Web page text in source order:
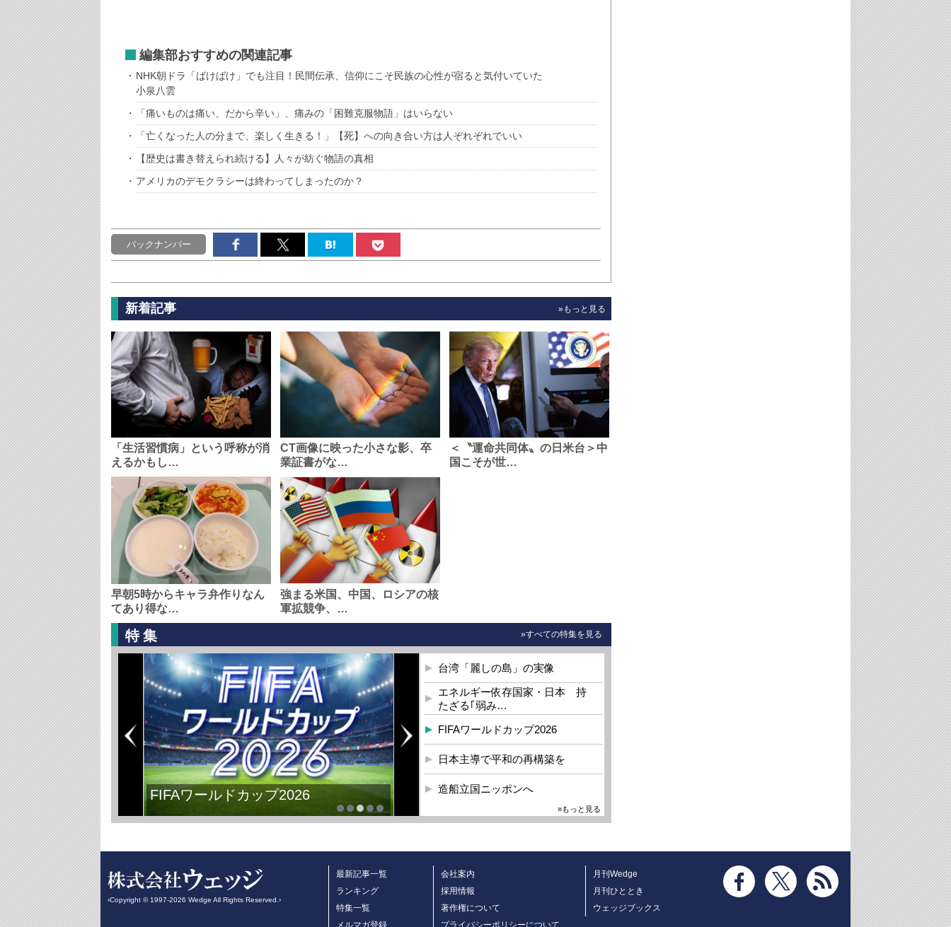
編集部おすすめの関連記事
NHK朝ドラ「ばけばけ」でも注目！民間伝承、信仰にこそ民族の心性が宿ると気付いていた
小泉八雲
「痛いものは痛い、だから辛い」、痛みの「困難克服物語」はいらない
「亡くなった人の分まで、楽しく生きる！」【死】への向き合い方は人ぞれぞれでいい
【歴史は書き替えられ続ける】人々が紡ぐ物語の真相
アメリカのデモクラシーは終わってしまったのか？
バックナンバー
新着記事 »もっと見る
「生活習慣病」という呼称が消
えるかもし…
CT画像に映った小さな影、卒
業証書がな…
＜〝運命共同体〟の日米台＞中
国こそが世…
早朝5時からキャラ弁作りなん
てあり得な…
強まる米国、中国、ロシアの核
軍拡競争、…
特集 »すべての特集を見る
FIFAワールドカップ2026
台湾「麗しの島」の実像
エネルギー依存国家・日本 持
たざる｢弱み…
FIFAワールドカップ2026
日本主導で平和の再構築を
造船立国ニッポンへ
»もっと見る
‹Copyright © 1997-2026 Wedge All Rights Reserved.›
最新記事一覧
ランキング
特集一覧
メルマガ登録
会社案内
採用情報
著作権について
プライバシーポリシーについて
月刊Wedge
月刊ひととき
ウェッジブックス